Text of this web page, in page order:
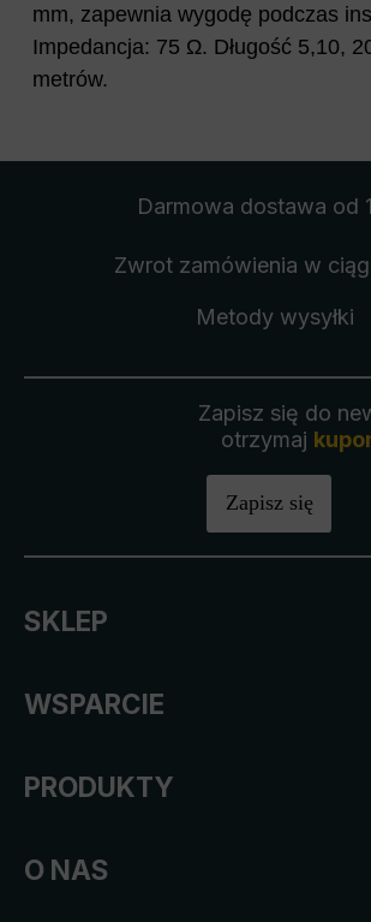
mm, zapewnia wygodę podczas
Impedancja: 75 Ω. Długość 5,10,
metrów.
Darmowa dostawa od
Zwrot zamówienia w
Metody wysyłki
Zapisz się do
otrzymaj
Zapisz się
SKLEP
WSPARCIE
PRODUKTY
O NAS